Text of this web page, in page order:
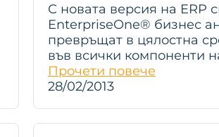
С новата версия на ERP
EnterpriseOne® бизнес
превръщат в цялостна
във всички компоненти
Прочети повече
28/02/2013